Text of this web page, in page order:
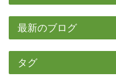
最新のブログ
タグ